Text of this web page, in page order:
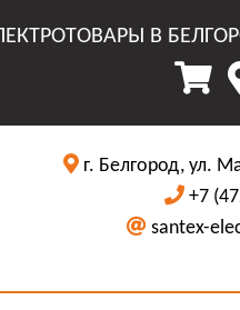
В
г. Белгород, ул.
+7
santex-